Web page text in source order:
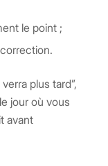
le point ;
plus tard”,
jour où vous
avant